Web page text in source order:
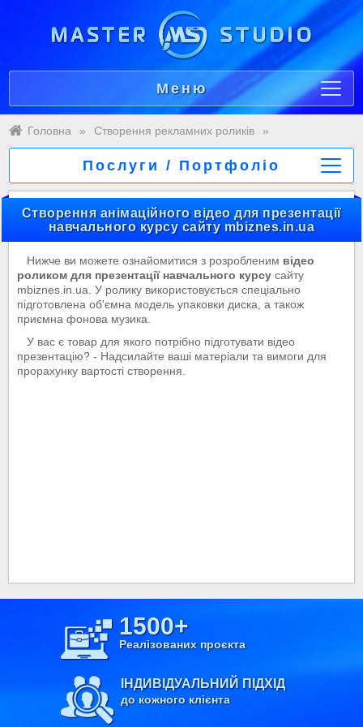
Меню
Головна » Створення рекламних роликів »
Послуги / Портфоліо
Створення анімаційного відео для презентації
навчального курсу сайту mbiznes.in.ua
Нижче ви можете ознайомитися з розробленим відео
роликом для презентації навчального курсусайту
mbiznes.in.ua. У ролику використовується спеціально
підготовлена об'ємна модель упаковки диска, а також
приємна фонова музика.
У вас є товар для якого потрібно підготувати відео
презентацію? - Надсилайте ваші матеріали та вимоги для
прорахунку вартості створення.
1500+
Реалізованих проєкта
ІНДИВІДУАЛЬНИЙ ПІДХІД
до кожного клієнта